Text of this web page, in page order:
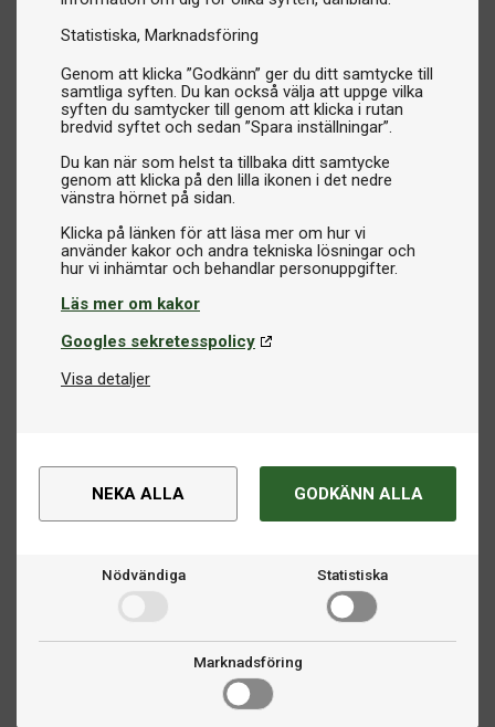
Statistiska Marknadsföring
Genom att klicka ”Godkänn” ger du ditt samtycke till
samtliga syften. Du kan också välja att uppge vilka
syften du samtycker till genom att klicka i rutan
bredvid syftet och sedan ”Spara inställningar”.
Du kan när som helst ta tillbaka ditt samtycke
genom att klicka på den lilla ikonen i det nedre
vänstra hörnet på sidan.
Klicka på länken för att läsa mer om hur vi
använder kakor och andra tekniska lösningar och
Läs mer om kakor
Googles sekretesspolicy
Visa detaljer
NEKA ALLA GODKÄNN ALLA
Nödvändiga Statistiska
Marknadsföring